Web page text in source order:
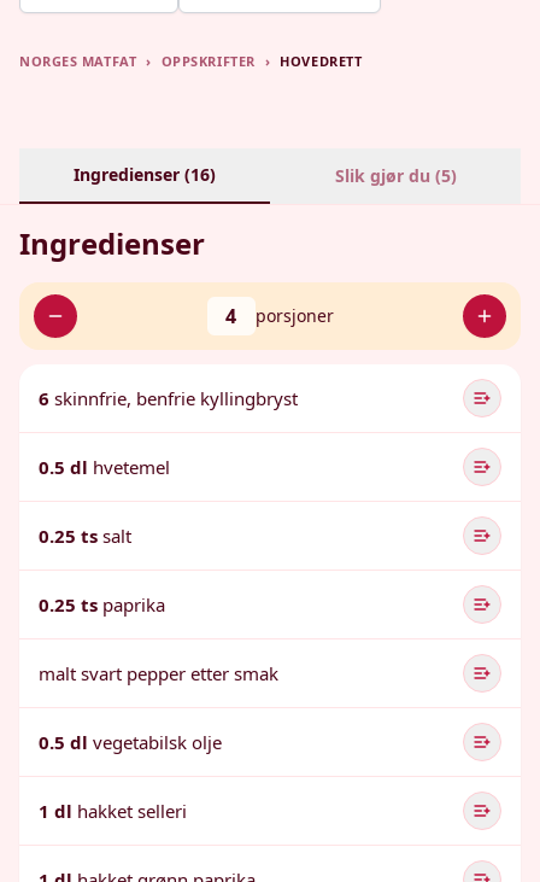
NORGES MATFAT › OPPSKRIFTER › HOVEDRETT
Ingredienser (16) Slik gjør du (5)
Ingredienser
4 porsjoner
6 skinnfrie, benfrie kyllingbryst
0.5 dl hvetemel
0.25 ts salt
0.25 ts paprika
malt svart pepper etter smak
0.5 dl vegetabilsk olje
1 dl hakket selleri